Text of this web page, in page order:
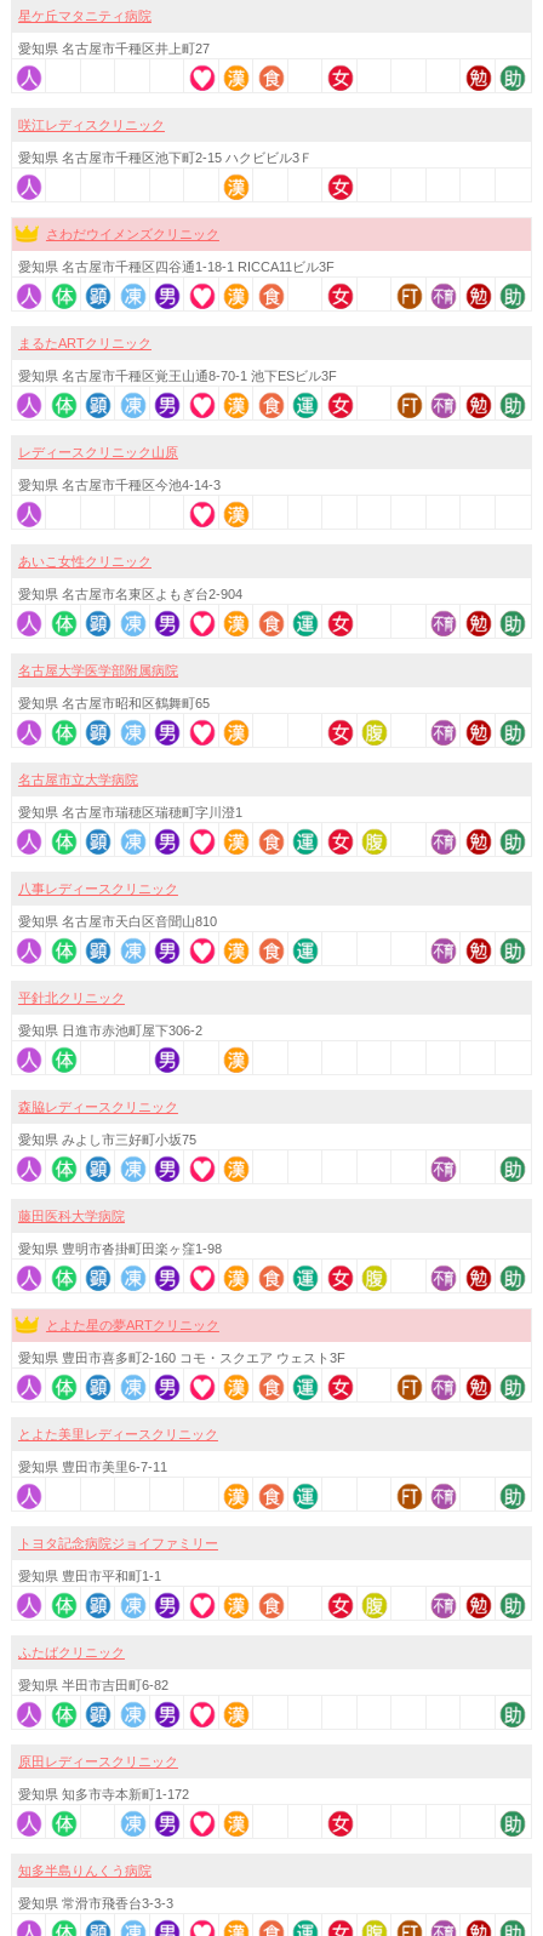
星ケ丘マタニティ病院
愛知県 名古屋市千種区井上町27
咲江レディスクリニック
愛知県 名古屋市千種区池下町2-15 ハクビビル3Ｆ
さわだウイメンズクリニック
愛知県 名古屋市千種区四谷通1-18-1 RICCA11ビル3F
まるたARTクリニック
愛知県 名古屋市千種区覚王山通8-70-1 池下ESビル3F
レディースクリニック山原
愛知県 名古屋市千種区今池4-14-3
あいこ女性クリニック
愛知県 名古屋市名東区よもぎ台2-904
名古屋大学医学部附属病院
愛知県 名古屋市昭和区鶴舞町65
名古屋市立大学病院
愛知県 名古屋市瑞穂区瑞穂町字川澄1
八事レディースクリニック
愛知県 名古屋市天白区音聞山810
平針北クリニック
愛知県 日進市赤池町屋下306-2
森脇レディースクリニック
愛知県 みよし市三好町小坂75
藤田医科大学病院
愛知県 豊明市沓掛町田楽ヶ窪1-98
とよた星の夢ARTクリニック
愛知県 豊田市喜多町2-160 コモ・スクエア ウェスト3F
とよた美里レディースクリニック
愛知県 豊田市美里6-7-11
トヨタ記念病院ジョイファミリー
愛知県 豊田市平和町1-1
ふたばクリニック
愛知県 半田市吉田町6-82
原田レディースクリニック
愛知県 知多市寺本新町1-172
知多半島りんくう病院
愛知県 常滑市飛香台3-3-3